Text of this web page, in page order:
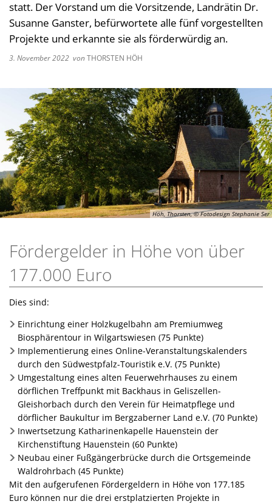
Kultur im Landkreis
Öffnungszeiten
statt. Der Vorstand um die Vorsitzende, Landrätin Dr.
Susanne Ganster, befürwortete alle fünf vorgestellten
Projekte und erkannte sie als förderwürdig an.
3. November 2022 vonTHORSTEN HÖH
Höh, Thorsten, © Fotodesign Stephanie Ser
Fördergelder in Höhe von über
177.000 Euro
Dies sind:
Einrichtung einer Holzkugelbahn am Premiumweg
Biosphärentour in Wilgartswiesen (75 Punkte)
Implementierung eines Online-Veranstaltungskalenders
durch den Südwestpfalz-Touristik e.V. (75 Punkte)
Umgestaltung eines alten Feuerwehrhauses zu einem
dörflichen Treffpunkt mit Backhaus in Geliszellen-
Gleishorbach durch den Verein für Heimatpflege und
dörflicher Baukultur im Bergzaberner Land e.V. (70 Punkte)
Inwertsetzung Katharinenkapelle Hauenstein der
Kirchenstiftung Hauenstein (60 Punkte)
Neubau einer Fußgängerbrücke durch die Ortsgemeinde
Waldrohrbach (45 Punkte)
Mit den aufgerufenen Fördergeldern in Höhe von 177.185
Euro können nur die drei erstplatzierten Projekte in